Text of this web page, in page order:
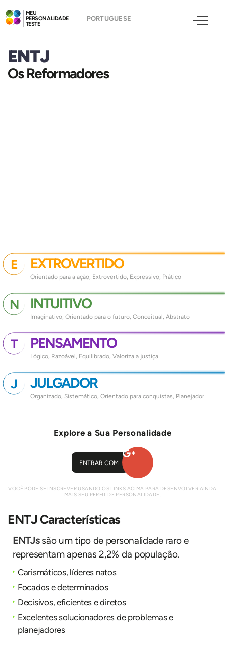
MEU
PERSONALIDADE
TESTE
ENTJ
Os Reformadores
E EXTROVERTIDO
Orientado para a ação, Extrovertido, Expressivo, Prático
N INTUITIVO
Imaginativo, Orientado para o futuro, Conceitual, Abstrato
T PENSAMENTO
Lógico, Razoável, Equilibrado, Valoriza a justiça
J JULGADOR
Organizado, Sistemático, Orientado para conquistas, Planejador
Explore a Sua Personalidade
ENTRAR COM
VOCÊ PODE SE INSCREVER USANDO OS LINKS ACIMA PARA DESENVOLVER AINDA
MAIS SEU PERFIL DE PERSONALIDADE.
ENTJ Características
ENTJssão um tipo de personalidade raro e
representam apenas 2,2% da população.
Carismáticos, líderes natos
Focados e determinados
Decisivos, eficientes e diretos
Excelentes solucionadores de problemas e
planejadores